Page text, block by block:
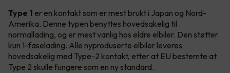
Type 1 er en kontakt som er mest brukt i Japan og Nord-
Amerika. Denne typen benyttes hovedsakelig til
normallading, og er mest vanlig hos eldre elbiler. Den støtter
kun 1-faselading. Alle nyproduserte elbiler leveres
hovedsakelig med Type-2 kontakt, etter at EU bestemte at
Type 2 skulle fungere som en ny standard.